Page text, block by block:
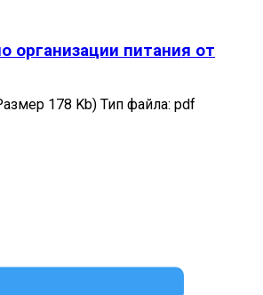
организации питания от
178 Kb) Тип файла: pdf